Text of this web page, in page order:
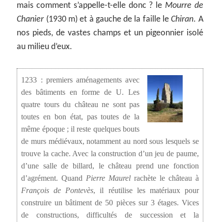
mais comment s’appelle-t-elle donc ? le Mourre de
Chanier(1930 m) et à gauche de la faille leChiran. A
nos pieds, de vastes champs et un pigeonnier isolé
au milieu d’eux.
1233 : premiers aménagements avec
des bâtiments en forme de U. Les
quatre tours du château ne sont pas
toutes en bon état, pas toutes de la
même époque ; il reste quelques bouts
de murs médiévaux, notamment au nord sous lesquels se
trouve la cache. Avec la construction d’un jeu de paume,
d’une salle de billard, le château prend une fonction
d’agrément. QuandPierre Maurel rachète le château à
François de Pontevès, il réutilise les matériaux pour
construire un bâtiment de 50 pièces sur 3 étages. Vices
de constructions, difficultés de succession et la